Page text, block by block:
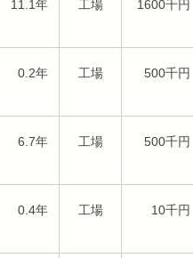
11.1年 工場 1600千円
0.2年 工場 500千円
6.7年 工場 500千円
0.4年 工場 10千円